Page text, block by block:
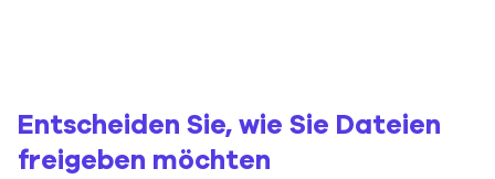
Entscheiden Sie, wie Sie Dateien
freigeben möchten